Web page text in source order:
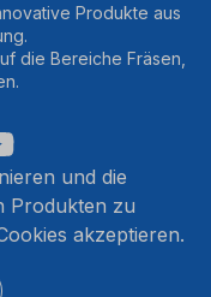
Produkte aus
die Bereiche Fräsen,
und die
Produkten zu
akzeptieren.